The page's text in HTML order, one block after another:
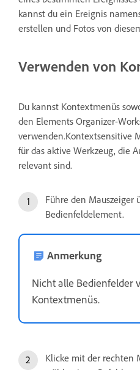
kannst du ein Ereignis
erstellen und Fotos von
Verwenden von
Du kannst Kontextmenüs
den Elements Organizer-
verwenden.Kontextsensitive
für das aktive Werkzeug, die
relevant sind.
Führe den Mauszeiger
Bedienfeldelement.
Anmerkung
Nicht alle Bedienfelder
Kontextmenüs.
Klicke mit der rechten